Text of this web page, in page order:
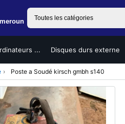
... Disques durs externe
› Poste a Soudé kirsch gmbh s140